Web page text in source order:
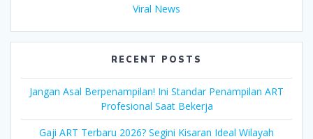
Viral News
RECENT POSTS
Jangan Asal Berpenampilan! Ini Standar Penampilan ART
Profesional Saat Bekerja
Gaji ART Terbaru 2026? Segini Kisaran Ideal Wilayah